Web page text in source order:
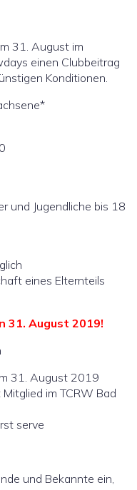
31. August im
einen Clubbeitrag
Konditionen.
und Jugendliche bis 18
eines Elternteils
31. August 2019!
31. August 2019
im TCRW Bad
serve
und Bekannte ein,